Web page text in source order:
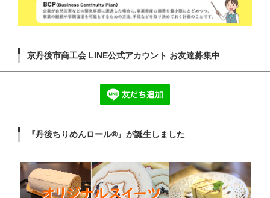
京丹後市商工会 LINE公式アカウント お友達募集中
『丹後ちりめんロール®』が誕生しました